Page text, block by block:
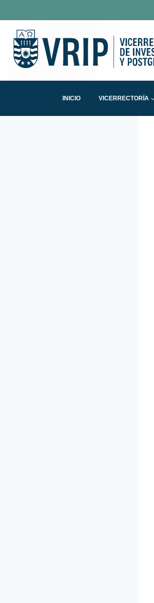
INICIO VICERRECTORÍA